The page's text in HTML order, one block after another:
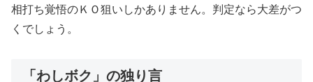
相打ち覚悟のＫＯ狙いしかありません。判定なら大差がつ
くでしょう。
「わしボク」の独り言